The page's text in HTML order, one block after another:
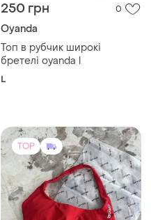
250 грн 0
Oyanda
Топ в рубчик широкі
бретелі oyanda l
L
TOP